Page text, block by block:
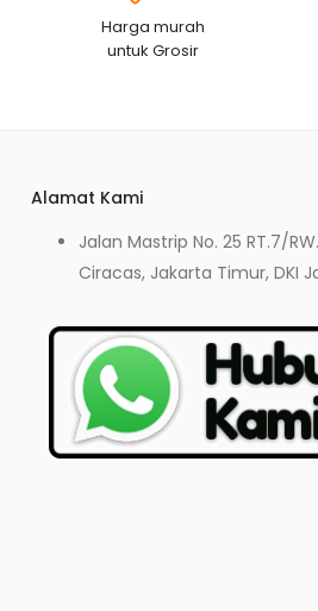
Harga murah
untuk Grosir
Alamat Kami
Jalan Mastrip No. 25 RT.7/
Ciracas, Jakarta Timur, DKI